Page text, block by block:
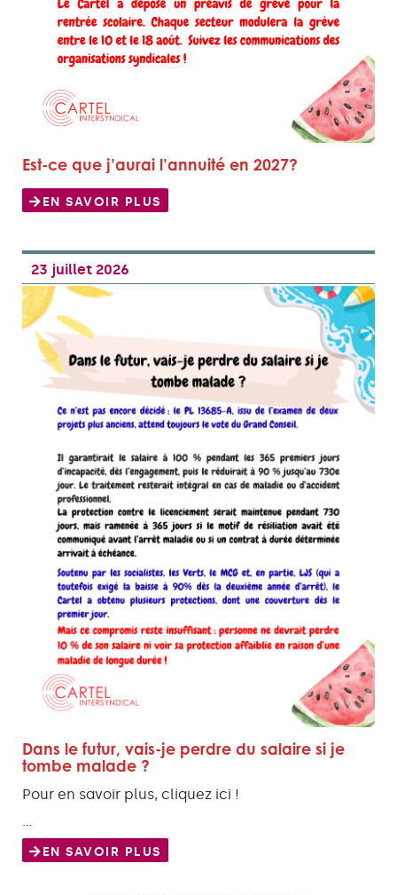
Est-ce que j’aurai l’annuité en 2027?
EN SAVOIR PLUS
23 juillet 2026
Dans le futur, vais-je perdre du salaire si je
tombe malade ?
Pour en savoir plus, cliquez ici !
…
EN SAVOIR PLUS